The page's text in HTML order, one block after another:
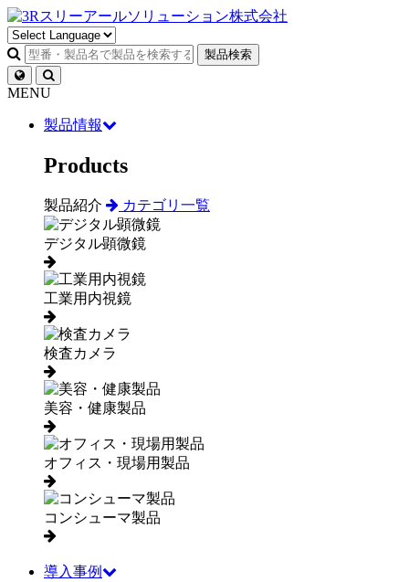
製品検索
MENU
製品情報
Products
製品紹介 カテゴリ一覧
デジタル顕微鏡
工業用内視鏡
検査カメラ
美容・健康製品
オフィス・現場用製品
コンシューマ製品
導入事例